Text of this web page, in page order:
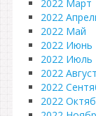
2022 Март
2022
2022 Май
2022 Июнь
2022 Июль
2022 Август
2022
2022